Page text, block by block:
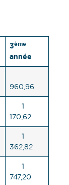
3ème
année
960,96
1
170,62
1
362,82
1
747,20